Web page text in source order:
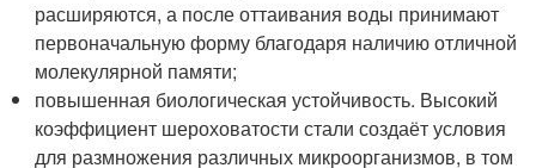
расширяются, а после оттаивания воды принимают
первоначальную форму благодаря наличию отличной
молекулярной памяти;
повышенная биологическая устойчивость. Высокий
коэффициент шероховатости стали создаёт условия
для размножения различных микроорганизмов, в том